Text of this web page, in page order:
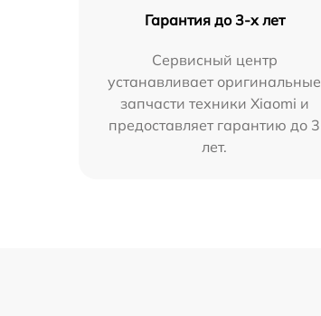
Гарантия до 3-х лет
Сервисный центр
устанавливает оригинальные
запчасти техники Xiaomi и
предоставляет гарантию до 3
лет.